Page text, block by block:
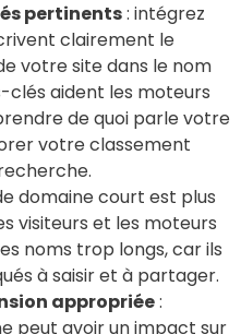
pertinents: intégrez
clairement le
votre site dans le nom
clés aident les moteurs
de quoi parle votre
votre classement
domaine court est plus
visiteurs et les moteurs
noms trop longs, car ils
à saisir et à partager.
appropriée:
peut avoir un impact sur